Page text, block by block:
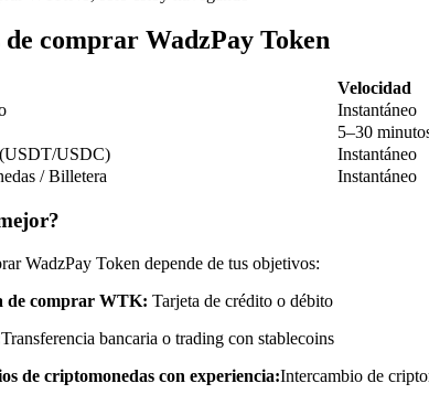
divisas, metales preciosos y materias primas
USDC como garantía
comprar WadzPay Token
Velocidad
Instantáneo
5–30
(USDT/USDC)
Instantáneo
/ Billetera
Instantáneo
WadzPay Token depende de tus objetivos:
de comprar WTK: Tarjeta de crédito o débito
Transferencia bancaria o trading con stablecoins
de criptomonedas con experiencia:Intercambio de